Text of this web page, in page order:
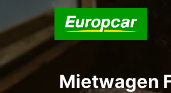
Mietwagen